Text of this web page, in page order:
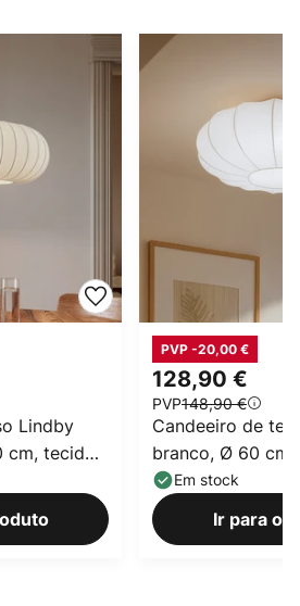
Lindby
cm, tecido,
128,90 €
PVP148,90 €
PVP -20,00 €
Candeeiro de
branco, Ø 60
E27Em stock
Ir para o